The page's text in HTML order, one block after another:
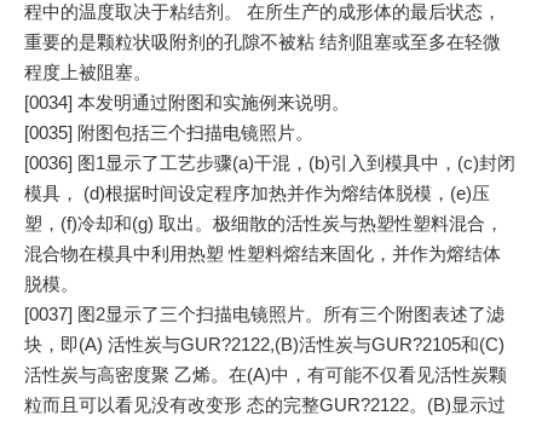
程中的温度取决于粘结剂。 在所生产的成形体的最后状态，
重要的是颗粒状吸附剂的孔隙不被粘 结剂阻塞或至多在轻微
程度上被阻塞。
[0034] 本发明通过附图和实施例来说明。
[0035] 附图包括三个扫描电镜照片。
[0036] 图1显示了工艺步骤(a)干混，(b)引入到模具中，(c)封闭
模具， (d)根据时间设定程序加热并作为熔结体脱模，(e)压
塑，(f)冷却和(g) 取出。极细散的活性炭与热塑性塑料混合，
混合物在模具中利用热塑 性塑料熔结来固化，并作为熔结体
脱模。
[0037] 图2显示了三个扫描电镜照片。所有三个附图表述了滤
块，即(A) 活性炭与GUR?2122,(B)活性炭与GUR?2105和(C)
活性炭与高密度聚 乙烯。在(A)中，有可能不仅看见活性炭颗
粒而且可以看见没有改变形 态的完整GUR?2122。(B)显示过